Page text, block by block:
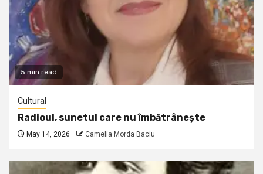
5 min read
Cultural
Radioul, sunetul care nu îmbătrânește
May 14, 2026 Camelia Morda Baciu